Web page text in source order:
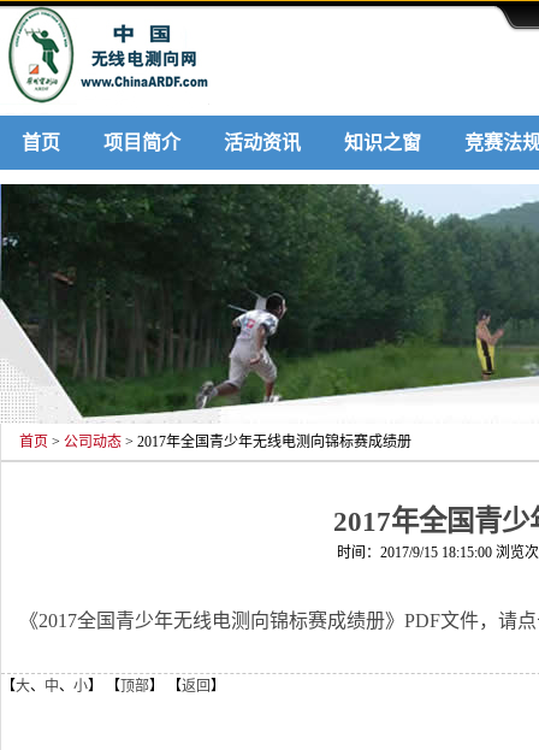
首页 项目简介 活动资讯 知识之窗 竞赛法
联系我们
首页 > 公司动态 > 2017年全国青少年无线电测向锦标赛成绩册
2017年全国青
时间：2017/9/15 18:15:00 浏览
《2017全国青少年无线电测向锦标赛成绩册》PDF文件，请
【大、 中、 小】 【 顶部】 【返回】